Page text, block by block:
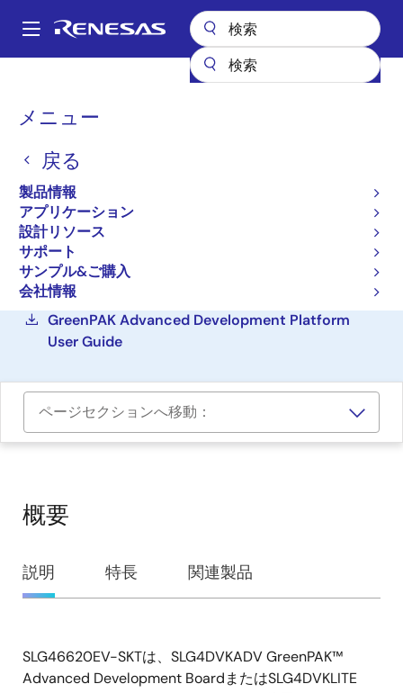
ン
Main
メニュー
戻る
製品情報
アプリケーション
設計リソース
サポート
サンプル&ご購入
会社情報
パ
く
ず
SLG46620EV-SKT
GreenPAK SLG46620-EV
開発キット(ソケットアダ
プタ付き)
SLG46620EV-SKT
ご購入
GreenPAK Advanced Development Platform
User Guide
ページセクションへ移動：
概要
概
要
説明 特長 関連製品
説
SLG46620EV-SKTは、SLG4DVKADV GreenPAK™
Advanced Development BoardまたはSLG4DVKLITE